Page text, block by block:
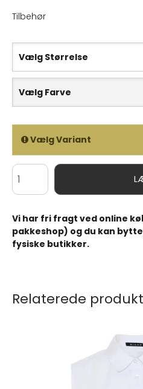
Tilbehør
Vælg Størrelse
Vælg Farve
Vælg Variant
Vi har fri fragt ved online
pakkeshop) og du kan
fysiske butikker.
Relaterede